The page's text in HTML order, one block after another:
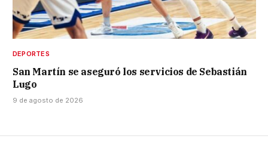
DEPORTES
San Martín se aseguró los servicios de Sebastián
Lugo
9 de agosto de 2026